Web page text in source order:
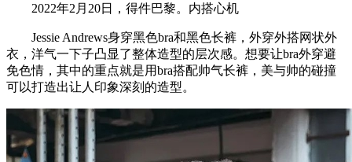
2022年2月20日，得件巴黎。内搭心机
Jessie Andrews身穿黑色bra和黑色长裤，外穿外搭网状外
衣，洋气一下子凸显了整体造型的层次感。想要让bra外穿避
免色情，其中的重点就是用bra搭配帅气长裤，美与帅的碰撞
可以打造出让人印象深刻的造型。